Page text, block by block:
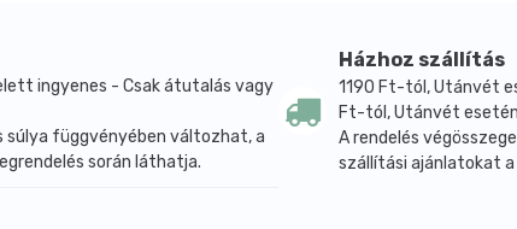
ingyenes - Csak átutalás vagy
súlya függvényében változhat, a
során láthatja.
Házhoz szállítás
1190 Ft-tól, Utánvét
Ft-tól, Utánvét
A rendelés
szállítási ajánlatokat